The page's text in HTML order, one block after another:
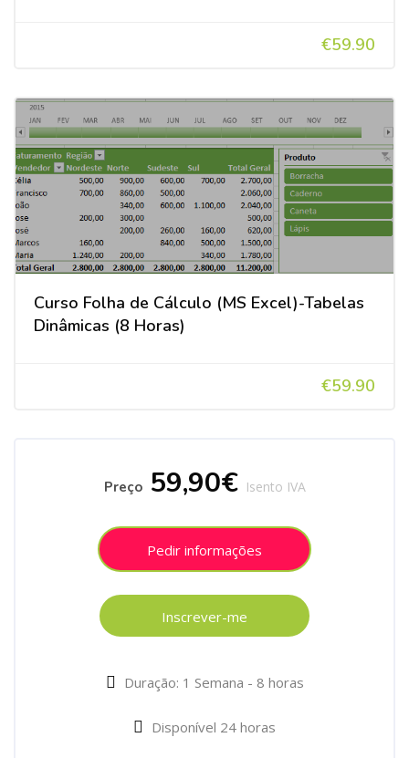
€59.90
Curso Folha de Cálculo (MS Excel)-Tabelas
Dinâmicas (8 Horas)
€59.90
Preço59,90€ Isento IVA
Pedir informações
Inscrever-me
Duração: 1 Semana - 8 horas
Disponível 24 horas